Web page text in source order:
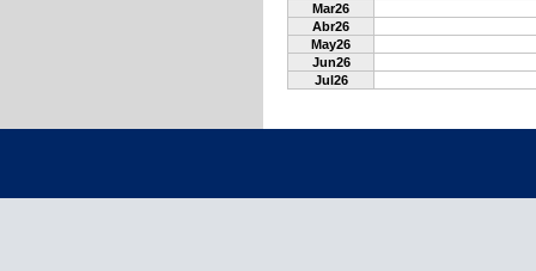
Mar26
Abr26
May26
Jun26
Jul26